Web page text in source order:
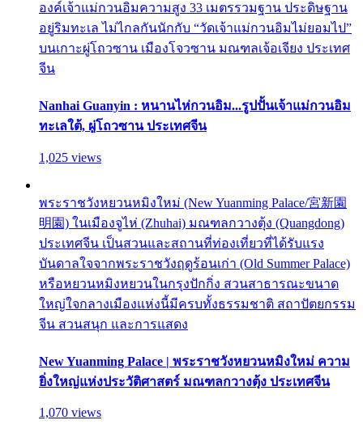
องค์เจ้าแม่กวนอิมความสูง 33 เมตรรวมฐาน ประดิษฐาน
อยู่ริมทะเล ไม่ไกลกันนักกับ “วัดเจ้าแม่กวนอิมไม่ยอมไป”
บนเกาะผู่โถวซาน เมืองโจวซาน มณฑลเจ้อเจียง ประเทศ
จีน
Nanhai Guanyin : หนานไห่กวนอิม...รูปปั้นเจ้าแม่กวนอิม
ทะเลใต้, ผู่โถวซาน ประเทศจีน
1,025 views
พระราชวังหยวนหมิงใหม่ (New Yuanming Palace/宮新園
明園) ในเมืองจูไห่ (Zhuhai) มณฑลกวางตุ้ง (Quangdong)
ประเทศจีน เป็นสวนและสถานที่ท่องเที่ยวที่ได้รับแรง
บันดาลใจจากพระราชวังฤดูร้อนเก่า (Old Summer Palace)
หรือหยวนหมิงหยวนในกรุงปักกิ่ง สวนสาธารณะขนาด
ใหญ่ใจกลางเมืองแห่งนี้มีครบทั้งธรรมชาติ สถาปัตยกรรม
จีน สวนสนุก และการแสดง
New Yuanming Palace | พระราชวังหยวนหมิงใหม่ ความ
ยิ่งใหญ่แห่งประวัติศาสตร์ มณฑลกวางตุ้ง ประเทศจีน
1,070 views